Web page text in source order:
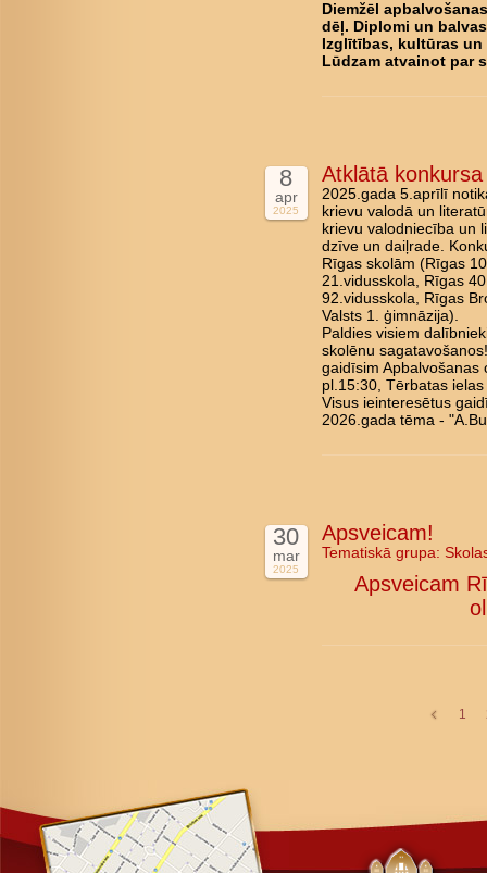
Diemžēl
dēļ. Diplomi un
Izglītības, kultūras
Lūdzam atvainot par
8
apr
2025
Atklātā
2025.gada 5.aprīlī
krievu valodā un
krievu valodniecība un
dzīve un daiļrade.
Rīgas skolām (Rīgas
21.vidusskola, Rīgas
92.vidusskola, Rīgas
Valsts 1. ģimnāzija).
Paldies visiem
skolēnu
gaidīsim
pl.15:30, Tērbatas
Visus ieinteresētus
2026.gada tēma -
30
mar
2025
Apsveicam!
Tematiskā grupa:
Apsveicam
1